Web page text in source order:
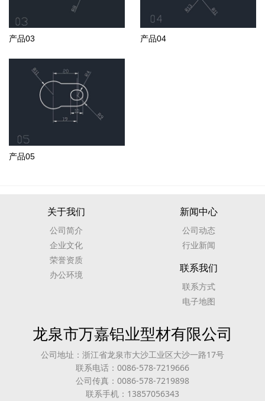
产品03 产品04
产品05
关于我们
公司简介
企业文化
荣誉资质
办公环境
新闻中心
公司动态
行业新闻
联系我们
联系方式
电子地图
龙泉市万嘉铝业型材有限公司
公司地址：浙江省龙泉市大沙工业区大沙一路17号
联系电话：0086-578-7219666
公司传真：0086-578-7219898
联系手机：13857056343